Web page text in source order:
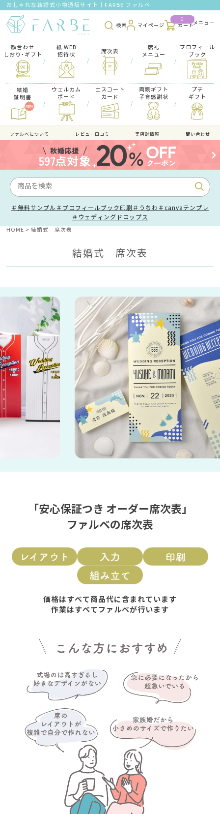
おしゃれな結婚式小物通販サイト｜FARBE ファルベ
検索 マイページ
0
カート
顔合わせ
しおり･ギフト
/
紙 WEB
招待状
/
席次表
/
席礼
メニュー
/
プロフィール
ブック
結婚
証明書
/
ウェルカム
ボード
/
エスコート
カード
/
両親ギフト
子育感謝状
/
プチ
ギフト
ファルべについて レビュー口コミ 実店舗情報 問い合わせ
＃無料サンプル ＃プロフィールブック印刷 ＃うちわ ＃canvaテンプレ
＃ウェディングドロップス
HOME 結婚式 席次表
結婚式 席次表
「安心保証つき オーダー席次表」
ファルベの席次表
価格はすべて商品代に含まれています
作業はすべてファルベが行います